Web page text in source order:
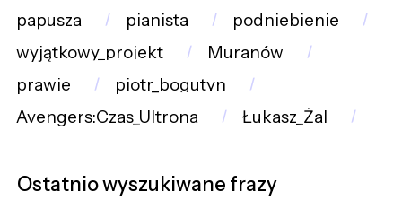
papusza
pianista
podniebienie
wyjątkowy_projekt
Muranów
prawie
piotr_bogutyn
Avengers:Czas_Ultrona
Łukasz_Żal
Ostatnio wyszukiwane frazy